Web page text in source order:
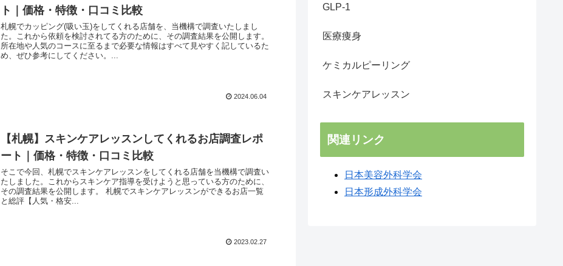
ト｜価格・特徴・口コミ比較
札幌でカッピング(吸い玉)をしてくれる店舗を、当機構で調査いたしまし
た。これから依頼を検討されてる方のために、その調査結果を公開します。
所在地や人気のコースに至るまで必要な情報はすべて見やすく記しているた
め、ぜひ参考にしてください。...
2024.06.04
【札幌】スキンケアレッスンしてくれるお店調査レポ
ート｜価格・特徴・口コミ比較
そこで今回、札幌でスキンケアレッスンをしてくれる店舗を当機構で調査い
たしました。これからスキンケア指導を受けようと思っている方のために、
その調査結果を公開します。 札幌でスキンケアレッスンができるお店一覧
と総評【人気・格安...
2023.02.27
GLP-1
医療痩身
ケミカルピーリング
スキンケアレッスン
関連リンク
日本美容外科学会
日本形成外科学会